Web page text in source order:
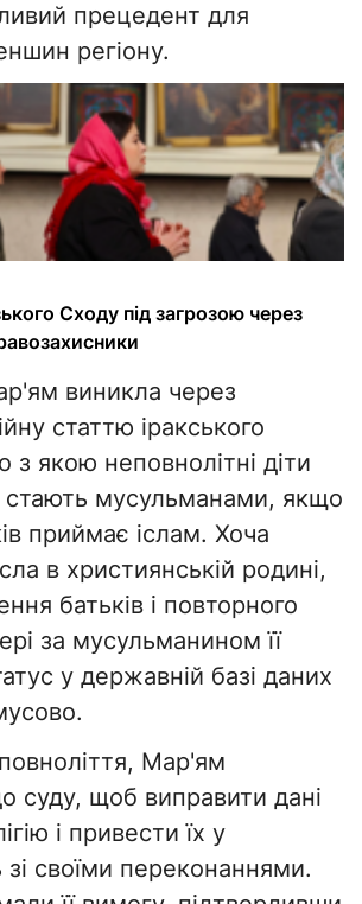
прецедент для
регіону.
Сходу під загрозою через
виникла через
статтю іракського
з якою неповнолітні діти
стають мусульманами, якщо
приймає іслам. Хоча
в християнській родині,
батьків і повторного
за мусульманином її
у державній базі даних
Мар'ям
суду, щоб виправити дані
і привести їх у
зі своїми переконаннями.